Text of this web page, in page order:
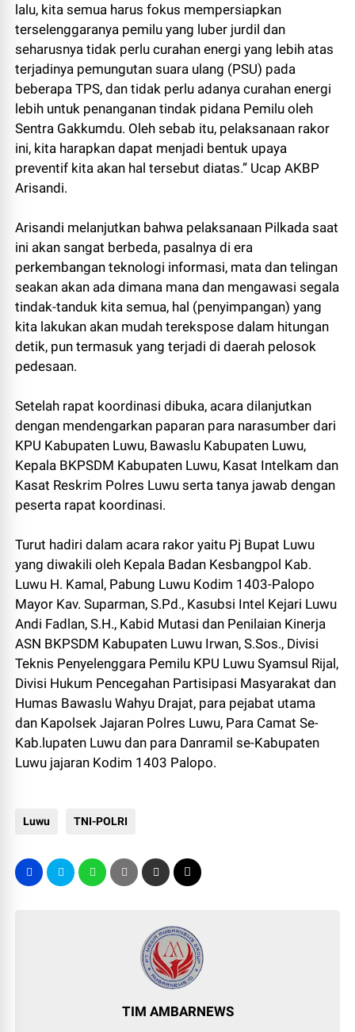
lalu, kita semua harus fokus mempersiapkan
terselenggaranya pemilu yang luber jurdil dan
seharusnya tidak perlu curahan energi yang lebih atas
terjadinya pemungutan suara ulang (PSU) pada
beberapa TPS, dan tidak perlu adanya curahan energi
lebih untuk penanganan tindak pidana Pemilu oleh
Sentra Gakkumdu. Oleh sebab itu, pelaksanaan rakor
ini, kita harapkan dapat menjadi bentuk upaya
preventif kita akan hal tersebut diatas.” Ucap AKBP
Arisandi.
Arisandi melanjutkan bahwa pelaksanaan Pilkada saat
ini akan sangat berbeda, pasalnya di era
perkembangan teknologi informasi, mata dan telingan
seakan akan ada dimana mana dan mengawasi segala
tindak-tanduk kita semua, hal (penyimpangan) yang
kita lakukan akan mudah terekspose dalam hitungan
detik, pun termasuk yang terjadi di daerah pelosok
pedesaan.
Setelah rapat koordinasi dibuka, acara dilanjutkan
dengan mendengarkan paparan para narasumber dari
KPU Kabupaten Luwu, Bawaslu Kabupaten Luwu,
Kepala BKPSDM Kabupaten Luwu, Kasat Intelkam dan
Kasat Reskrim Polres Luwu serta tanya jawab dengan
peserta rapat koordinasi.
Turut hadiri dalam acara rakor yaitu Pj Bupat Luwu
yang diwakili oleh Kepala Badan Kesbangpol Kab.
Luwu H. Kamal, Pabung Luwu Kodim 1403-Palopo
Mayor Kav. Suparman, S.Pd., Kasubsi Intel Kejari Luwu
Andi Fadlan, S.H., Kabid Mutasi dan Penilaian Kinerja
ASN BKPSDM Kabupaten Luwu Irwan, S.Sos., Divisi
Teknis Penyelenggara Pemilu KPU Luwu Syamsul Rijal,
Divisi Hukum Pencegahan Partisipasi Masyarakat dan
Humas Bawaslu Wahyu Drajat, para pejabat utama
dan Kapolsek Jajaran Polres Luwu, Para Camat Se-
Kab.lupaten Luwu dan para Danramil se-Kabupaten
Luwu jajaran Kodim 1403 Palopo.
Luwu TNI-POLRI
TIM AMBARNEWS